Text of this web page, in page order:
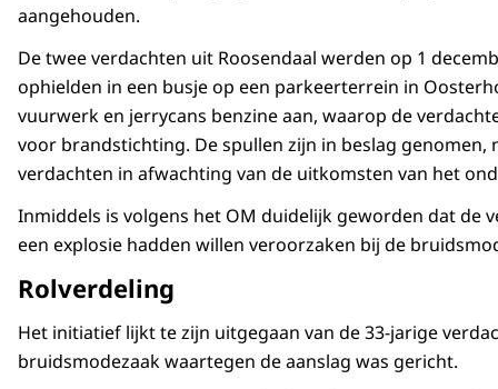
aangehouden.
De twee verdachten uit Roosendaal werden op 1
ophielden in een busje op een parkeerterrein in
vuurwerk en jerrycans benzine aan, waarop de
voor brandstichting. De spullen zijn in beslag
verdachten in afwachting van de uitkomsten van het
Inmiddels is volgens het OM duidelijk geworden dat de
een explosie hadden willen veroorzaken bij de
Rolverdeling
Het initiatief lijkt te zijn uitgegaan van de 33-jarige
bruidsmodezaak waartegen de aanslag was gericht.